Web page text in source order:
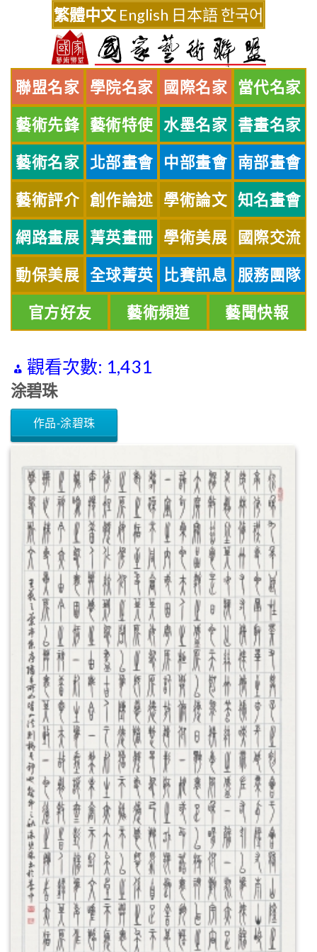
繁體中文 English 日本語한국어
聯盟名家 學院名家 國際名家 當代名家
藝術先鋒 藝術特使 水墨名家 書畫名家
藝術名家 北部畫會 中部畫會 南部畫會
藝術評介 創作論述 學術論文 知名畫會
網路畫展 菁英畫冊 學術美展 國際交流
動保美展 全球菁英 比賽訊息 服務團隊
官方好友 藝術頻道 藝聞快報
觀看次數: 1,431
涂碧珠
作品-涂碧珠